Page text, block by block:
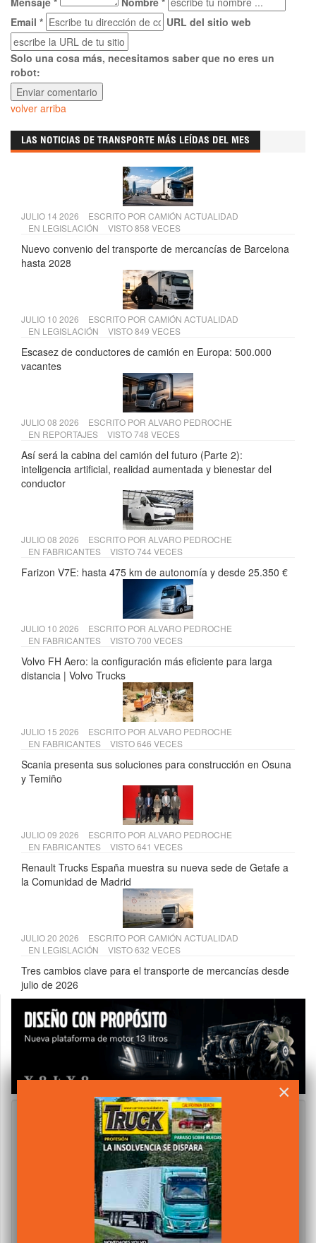
Email *
URL del sitio web
Solo una cosa más, necesitamos saber que no eres un
robot:
volver arriba
LAS NOTICIAS DE TRANSPORTE MÁS LEÍDAS DEL MES
JULIO 14 2026 ESCRITO POR CAMIÓN ACTUALIDAD
EN LEGISLACIÓN VISTO 858 VECES
Nuevo convenio del transporte de mercancías de Barcelona
hasta 2028
JULIO 10 2026 ESCRITO POR CAMIÓN ACTUALIDAD
EN LEGISLACIÓN VISTO 849 VECES
Escasez de conductores de camión en Europa: 500.000
vacantes
JULIO 08 2026 ESCRITO POR ALVARO PEDROCHE
EN REPORTAJES VISTO 748 VECES
Así será la cabina del camión del futuro (Parte 2):
inteligencia artificial, realidad aumentada y bienestar del
conductor
JULIO 08 2026 ESCRITO POR ALVARO PEDROCHE
EN FABRICANTES VISTO 744 VECES
Farizon V7E: hasta 475 km de autonomía y desde 25.350 €
JULIO 10 2026 ESCRITO POR ALVARO PEDROCHE
EN FABRICANTES VISTO 700 VECES
Volvo FH Aero: la configuración más eficiente para larga
distancia | Volvo Trucks
JULIO 15 2026 ESCRITO POR ALVARO PEDROCHE
EN FABRICANTES VISTO 646 VECES
Scania presenta sus soluciones para construcción en Osuna
y Temiño
JULIO 09 2026 ESCRITO POR ALVARO PEDROCHE
EN FABRICANTES VISTO 641 VECES
Renault Trucks España muestra su nueva sede de Getafe a
la Comunidad de Madrid
JULIO 20 2026 ESCRITO POR CAMIÓN ACTUALIDAD
EN LEGISLACIÓN VISTO 632 VECES
Tres cambios clave para el transporte de mercancías desde
julio de 2026
×